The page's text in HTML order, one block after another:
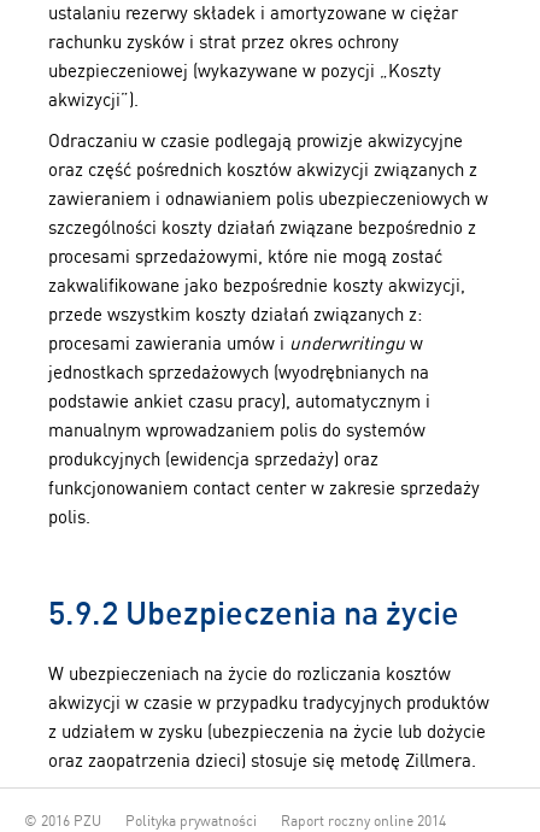
ustalaniu rezerwy składek i amortyzowane w ciężar
rachunku zysków i strat przez okres ochrony
ubezpieczeniowej (wykazywane w pozycji „Koszty
akwizycji”).
Odraczaniu w czasie podlegają prowizje akwizycyjne
oraz część pośrednich kosztów akwizycji związanych z
zawieraniem i odnawianiem polis ubezpieczeniowych w
szczególności koszty działań związane bezpośrednio z
procesami sprzedażowymi, które nie mogą zostać
zakwalifikowane jako bezpośrednie koszty akwizycji,
przede wszystkim koszty działań związanych z:
procesami zawierania umów i underwritingu w
jednostkach sprzedażowych (wyodrębnianych na
podstawie ankiet czasu pracy), automatycznym i
manualnym wprowadzaniem polis do systemów
produkcyjnych (ewidencja sprzedaży) oraz
funkcjonowaniem contact center w zakresie sprzedaży
polis.
5.9.2 Ubezpieczenia na życie
W ubezpieczeniach na życie do rozliczania kosztów
akwizycji w czasie w przypadku tradycyjnych produktów
z udziałem w zysku (ubezpieczenia na życie lub dożycie
oraz zaopatrzenia dzieci) stosuje się metodę Zillmera.
© 2016 PZU Polityka prywatności Raport roczny online 2014